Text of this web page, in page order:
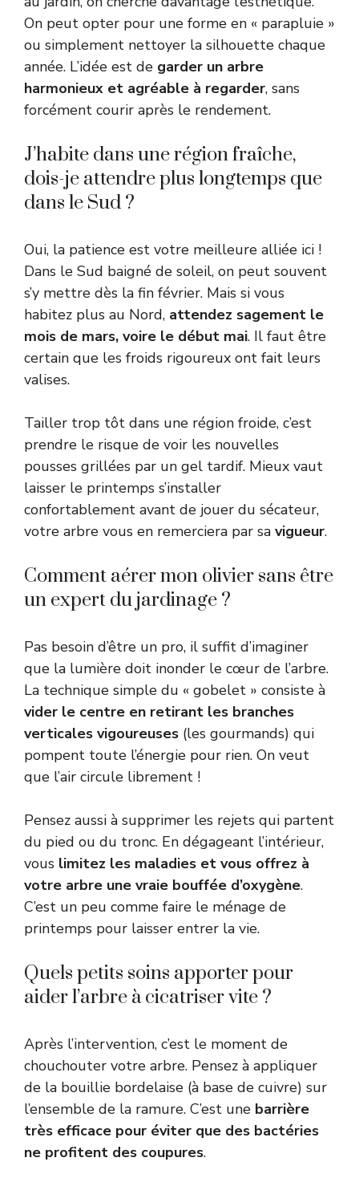
On peut opter pour une forme en « parapluie »
ou simplement nettoyer la silhouette chaque
année. L’idée est de garder un arbre
harmonieux et agréable à regarder, sans
forcément courir après le rendement.
J’habite dans une région fraîche,
dois-je attendre plus longtemps que
dans le Sud ?
Oui, la patience est votre meilleure alliée ici !
Dans le Sud baigné de soleil, on peut souvent
s’y mettre dès la fin février. Mais si vous
habitez plus au Nord, attendez sagement le
mois de mars, voire le début mai. Il faut être
certain que les froids rigoureux ont fait leurs
valises.
Tailler trop tôt dans une région froide, c’est
prendre le risque de voir les nouvelles
pousses grillées par un gel tardif. Mieux vaut
laisser le printemps s’installer
confortablement avant de jouer du sécateur,
votre arbre vous en remerciera par sa vigueur.
Comment aérer mon olivier sans être
un expert du jardinage ?
Pas besoin d’être un pro, il suffit d’imaginer
que la lumière doit inonder le cœur de l’arbre.
La technique simple du « gobelet » consiste à
vider le centre en retirant les branches
verticales vigoureuses (les gourmands) qui
pompent toute l’énergie pour rien. On veut
que l’air circule librement !
Pensez aussi à supprimer les rejets qui partent
du pied ou du tronc. En dégageant l’intérieur,
vous limitez les maladies et vous offrez à
votre arbre une vraie bouffée d’oxygène.
C’est un peu comme faire le ménage de
printemps pour laisser entrer la vie.
Quels petits soins apporter pour
aider l’arbre à cicatriser vite ?
Après l’intervention, c’est le moment de
chouchouter votre arbre. Pensez à appliquer
de la bouillie bordelaise (à base de cuivre) sur
l’ensemble de la ramure. C’est une barrière
très efficace pour éviter que des bactéries
ne profitent des coupures.